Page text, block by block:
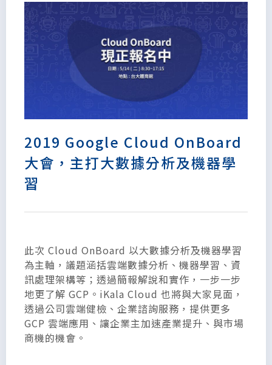
2019 Google Cloud OnBoard
大會，主打大數據分析及機器學
習
此次 Cloud OnBoard 以大數據分析及機器學習
為主軸，議題涵括雲端數據分析、機器學習、資
訊處理架構等；透過簡報解說和實作，一步一步
地更了解 GCP。iKala Cloud 也將與大家見面，
透過公司雲端健檢、企業諮詢服務，提供更多
GCP 雲端應用、讓企業主加速產業提升、與市場
商機的機會。